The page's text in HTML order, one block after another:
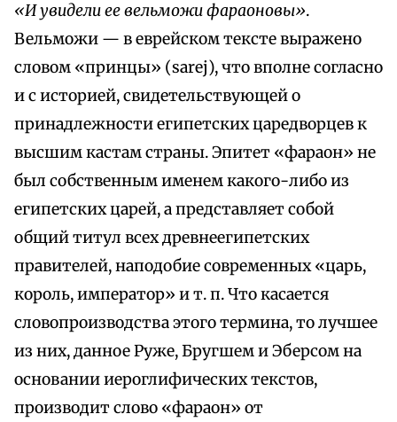
«И увидели ее вельможи фараоновы».
Вельможи — в еврейском тексте выражено
словом «принцы» (sarej), что вполне согласно
и с историей, свидетельствующей о
принадлежности египетских царедворцев к
высшим кастам страны. Эпитет «фараон» не
был собственным именем какого-либо из
египетских царей, а представляет собой
общий титул всех древнеегипетских
правителей, наподобие современных «царь,
король, император» и т. п. Что касается
словопроизводства этого термина, то лучшее
из них, данное Руже, Бругшем и Эберсом на
основании иероглифических текстов,
производит слово «фараон» от